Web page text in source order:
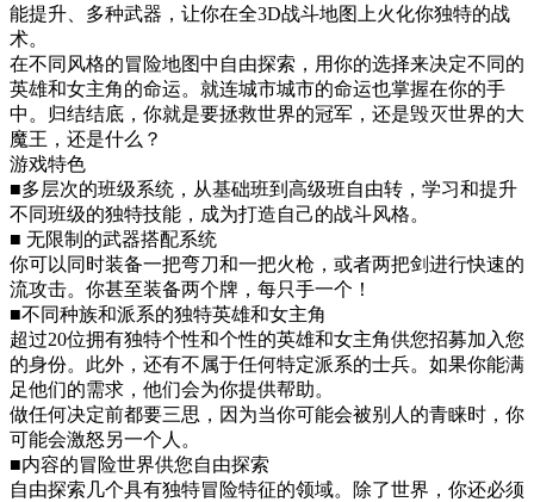
能提升、多种武器，让你在全3D战斗地图上火化你独特的战
术。
在不同风格的冒险地图中自由探索，用你的选择来决定不同的
英雄和女主角的命运。就连城市城市的命运也掌握在你的手
中。归结结底，你就是要拯救世界的冠军，还是毁灭世界的大
魔王，还是什么？
游戏特色
■多层次的班级系统，从基础班到高级班自由转，学习和提升
不同班级的独特技能，成为打造自己的战斗风格。
■ 无限制的武器搭配系统
你可以同时装备一把弯刀和一把火枪，或者两把剑进行快速的
流攻击。你甚至装备两个牌，每只手一个！
■不同种族和派系的独特英雄和女主角
超过20位拥有独特个性和个性的英雄和女主角供您招募加入您
的身份。此外，还有不属于任何特定派系的士兵。如果你能满
足他们的需求，他们会为你提供帮助。
做任何决定前都要三思，因为当你可能会被别人的青睐时，你
可能会激怒另一个人。
■内容的冒险世界供您自由探索
自由探索几个具有独特冒险特征的领域。除了世界，你还必须